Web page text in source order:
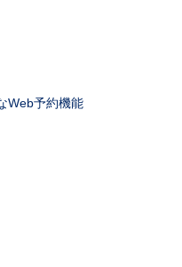
Web予約機能